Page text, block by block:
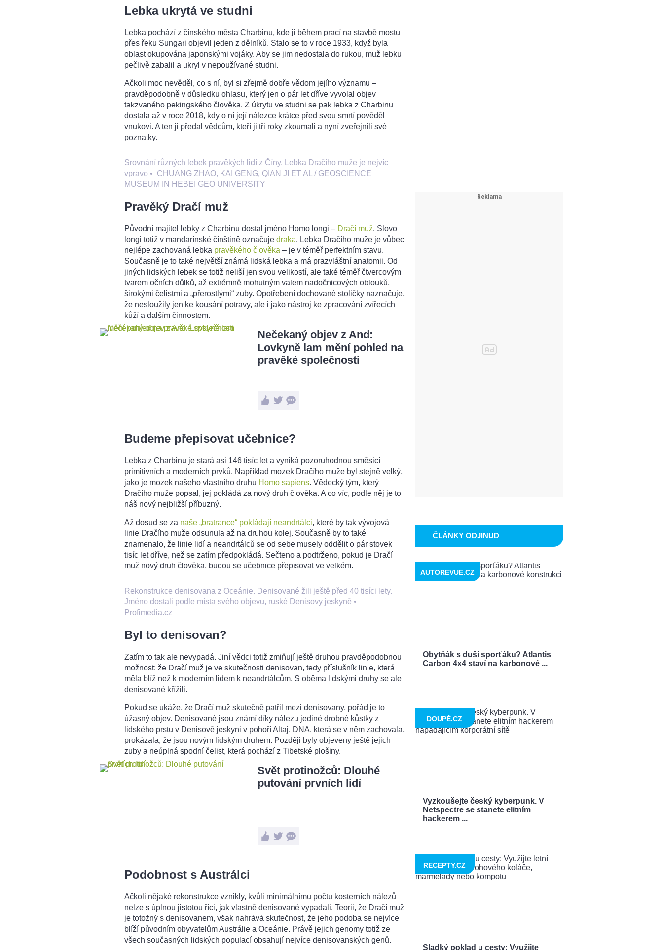
Lebka ukrytá ve studni
Lebka pochází z čínského města Charbinu, kde ji během prací na stavbě mostu
přes řeku Sungari objevil jeden z dělníků. Stalo se to v roce 1933, když byla
oblast okupována japonskými vojáky. Aby se jim nedostala do rukou, muž lebku
pečlivě zabalil a ukryl v nepoužívané studni.
Ačkoli moc nevěděl, co s ní, byl si zřejmě dobře vědom jejího významu –
pravděpodobně v důsledku ohlasu, který jen o pár let dříve vyvolal objev
takzvaného pekingského člověka. Z úkrytu ve studni se pak lebka z Charbinu
dostala až v roce 2018, kdy o ní její nálezce krátce před svou smrtí pověděl
vnukovi. A ten ji předal vědcům, kteří ji tři roky zkoumali a nyní zveřejnili své
poznatky.
Srovnání různých lebek pravěkých lidí z Číny. Lebka Dračího muže je nejvíc
vpravo • CHUANG ZHAO, KAI GENG, QIAN JI ET AL / GEOSCIENCE
MUSEUM IN HEBEI GEO UNIVERSITY
Pravěký Dračí muž
Původní majitel lebky z Charbinu dostal jméno Homo longi – Dračí muž. Slovo
longi totiž v mandarínské čínštině označuje draka. Lebka Dračího muže je vůbec
nejlépe zachovaná lebka pravěkého člověka – je v téměř perfektním stavu.
Současně je to také největší známá lidská lebka a má prazvláštní anatomii. Od
jiných lidských lebek se totiž neliší jen svou velikostí, ale také téměř čtvercovým
tvarem očních důlků, až extrémně mohutným valem nadočnicových oblouků,
širokými čelistmi a „přerostlými“ zuby. Opotřebení dochované stoličky naznačuje,
že nesloužily jen ke kousání potravy, ale i jako nástroj ke zpracování zvířecích
kůží a dalším činnostem.
Nečekaný objev z And:
Lovkyně lam mění pohled na
pravěké společnosti
Budeme přepisovat učebnice?
Lebka z Charbinu je stará asi 146 tisíc let a vyniká pozoruhodnou směsicí
primitivních a moderních prvků. Například mozek Dračího muže byl stejně velký,
jako je mozek našeho vlastního druhu Homo sapiens. Vědecký tým, který
Dračího muže popsal, jej pokládá za nový druh člověka. A co víc, podle něj je to
náš nový nejbližší příbuzný.
Až dosud se za naše „bratrance“ pokládají neandrtálci, které by tak vývojová
linie Dračího muže odsunula až na druhou kolej. Současně by to také
znamenalo, že linie lidí a neandrtálců se od sebe musely oddělit o pár stovek
tisíc let dříve, než se zatím předpokládá. Sečteno a podtrženo, pokud je Dračí
muž nový druh člověka, budou se učebnice přepisovat ve velkém.
Rekonstrukce denisovana z Oceánie. Denisované žili ještě před 40 tisíci lety.
Jméno dostali podle místa svého objevu, ruské Denisovy jeskyně •
Profimedia.cz
Byl to denisovan?
Zatím to tak ale nevypadá. Jiní vědci totiž zmiňují ještě druhou pravděpodobnou
možnost: že Dračí muž je ve skutečnosti denisovan, tedy příslušník linie, která
měla blíž než k moderním lidem k neandrtálcům. S oběma lidskými druhy se ale
denisované křížili.
Pokud se ukáže, že Dračí muž skutečně patřil mezi denisovany, pořád je to
úžasný objev. Denisované jsou známí díky nálezu jediné drobné kůstky z
lidského prstu v Denisově jeskyni v pohoří Altaj. DNA, která se v něm zachovala,
prokázala, že jsou novým lidským druhem. Později byly objeveny ještě jejich
zuby a neúplná spodní čelist, která pochází z Tibetské plošiny.
Svět protinožců: Dlouhé
putování prvních lidí
Podobnost s Austrálci
Ačkoli nějaké rekonstrukce vznikly, kvůli minimálnímu počtu kosterních nálezů
nelze s úplnou jistotou říci, jak vlastně denisované vypadali. Teorii, že Dračí muž
je totožný s denisovanem, však nahrává skutečnost, že jeho podoba se nejvíce
blíží původním obyvatelům Austrálie a Oceánie. Právě jejich genomy totiž ze
všech současných lidských populací obsahují nejvíce denisovanských genů.
ČLÁNKY ODJINUD
Obytňák s duší sporťáku? Atlantis
Carbon 4x4 staví na karbonové ...
AUTOREVUE.CZ
Vyzkoušejte český kyberpunk. V
Netspectre se stanete elitním
hackerem ...
DOUPĚ.CZ
Sladký poklad u cesty: Využijte
RECEPTY.CZ